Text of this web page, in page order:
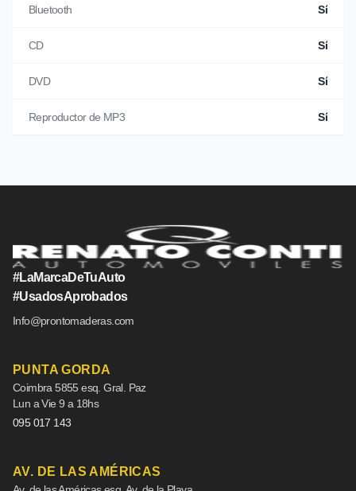
Bluetooth Sí
CD Sí
DVD Sí
Reproductor de MP3 Sí
#LaMarcaDeTuAuto
#UsadosAprobados
Info@prontomaderas.com
PUNTA GORDA
Coimbra 5855 esq. Gral. Paz
Lun a Vie 9 a 18hs
095 017 143
AV. DE LAS AMÉRICAS